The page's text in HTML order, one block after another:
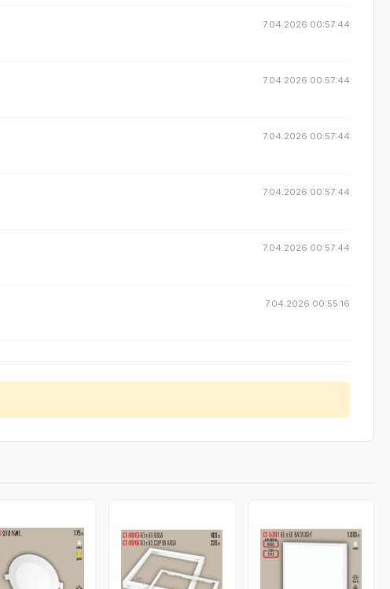
7.04.2026 00:57:44
7.04.2026 00:57:44
7.04.2026 00:57:44
7.04.2026 00:57:44
7.04.2026 00:57:44
7.04.2026 00:55:16